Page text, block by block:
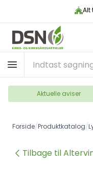
Alt
Aktuelle aviser
Forside/Produktkatalog/
Tilbage til